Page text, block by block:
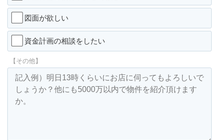
図面が欲しい
資金計画の相談をしたい
【その他】